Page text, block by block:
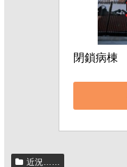
閉鎖病棟
近況……